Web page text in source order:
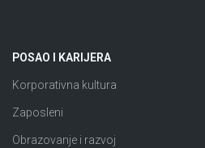
POSAO I KARIJERA
Korporativna kultura
Zaposleni
Obrazovanje i razvoj